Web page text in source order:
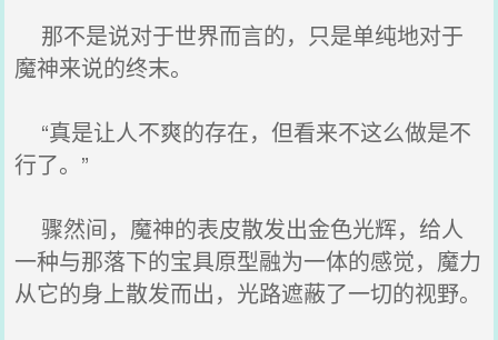
那不是说对于世界而言的，只是单纯地对于
魔神来说的终末。
“真是让人不爽的存在，但看来不这么做是不
行了。”
骤然间，魔神的表皮散发出金色光辉，给人
一种与那落下的宝具原型融为一体的感觉，魔力
从它的身上散发而出，光路遮蔽了一切的视野。